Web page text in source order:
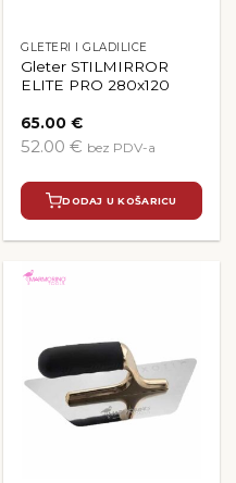
GLETERI I GLADILICE
Gleter STILMIRROR
ELITE PRO 280x120
65.00€
52.00 € bez PDV-a
DODAJ U KOŠARICU